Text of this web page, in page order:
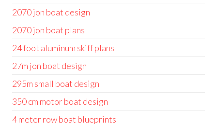
2070 jon boat design
2070 jon boat plans
24 foot aluminum skiff plans
27m jon boat design
295m small boat design
350 cm motor boat design
4 meter row boat blueprints